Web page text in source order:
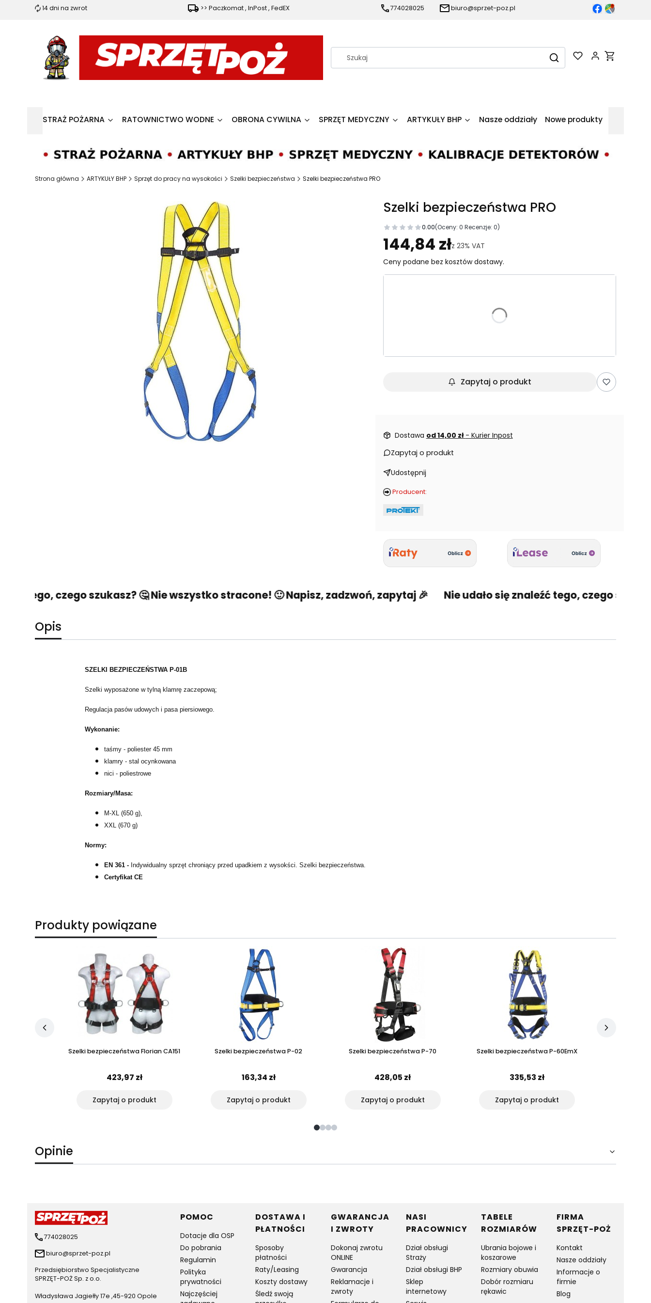
14 dni na zwrot >> Paczkomat , InPost , FedEX 774028025 biuro@sprzet-poz.pl
WyczyśćSzukaj
Produkty w
STRAŻ POŻARNA RATOWNICTWO WODNE OBRONA CYWILNA SPRZĘT MEDYCZNY ARTYKUŁY BHP Nasze oddziały Nowe produkty
Strona główna ARTYKUŁY BHP Sprzęt do pracy na wysokości Szelki bezpieczeństwa Szelki bezpieczeństwa PRO
Szelki bezpieczeństwa PRO
0.00(Oceny: 0 Recenzje: 0)
Przejdź do sekcji Opinie
144,84 złz 23% VAT
Ceny podane bez kosztów dostawy.
Zapytaj o produkt
Dostawa od 14,00 zł - Kurier Inpost
Zapytaj o produkt
Udostępnij
Producent:
tego, czego szukasz? 🤔 Nie wszystko stracone! 🙂 Napisz, zadzwoń, zapytaj 🎉 Nie udało się znaleźć tego, czego
Opis
SZELKI BEZPIECZEŃSTWA P-01B
Szelki wyposażone w tylną klamrę zaczepową;
Regulacja pasów udowych i pasa piersiowego.
Wykonanie:
taśmy - poliester 45 mm
klamry - stal ocynkowana
nici - poliestrowe
Rozmiary/Masa:
M-XL (650 g),
XXL (670 g)
Normy:
EN 361 - Indywidualny sprzęt chroniący przed upadkiem z wysokści. Szelki bezpieczeństwa.
Certyfikat CE
Produkty powiązane
Szelki bezpieczeństwa Florian CA151
423,97 zł
Zapytaj o produkt
Szelki bezpieczeństwa P-02
163,34 zł
Zapytaj o produkt
Szelki bezpieczeństwa P-70
428,05 zł
Zapytaj o produkt
Szelki bezpieczeństwa P-60EmX
335,53 zł
Zapytaj o produkt
Opinie
774028025
biuro@sprzet-poz.pl
Przedsiębiorstwo Specjalistyczne
SPRZĘT-POŻ Sp. z o.o.
Władysława Jagiełły 17e ,45-920 Opole
Linki w stopce
POMOC
Dotacje dla OSP
Do pobrania
Regulamin
Polityka
prywatności
Najczęściej
DOSTAWA I
PŁATNOŚCI
Sposoby
płatności
Raty/Leasing
Koszty dostawy
Śledź swoją
GWARANCJA
I ZWROTY
Dokonaj zwrotu
ONLINE
Gwarancja
Reklamacje i
zwroty
NASI
PRACOWNICY
Dział obsługi
Straży
Dział obsługi BHP
Sklep
internetowy
TABELE
ROZMIARÓW
Ubrania bojowe i
koszarowe
Rozmiary obuwia
Dobór rozmiaru
rękawic
FIRMA
SPRZĘT-POŻ
Kontakt
Nasze oddziały
Informacje o
firmie
Blog